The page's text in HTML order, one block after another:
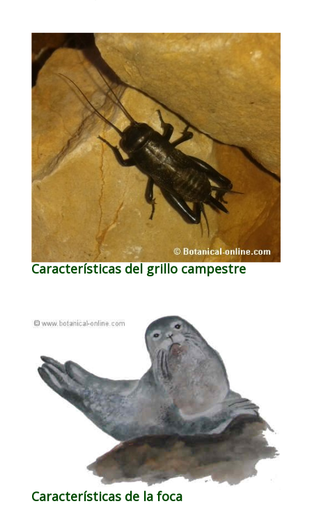
Características del grillo campestre
Características de la foca